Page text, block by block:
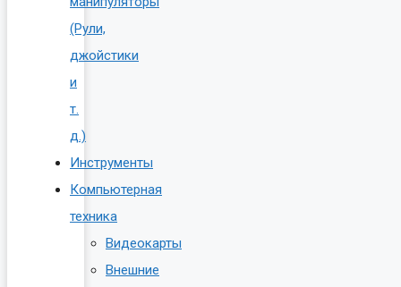
(Рули,
джойстики
и
т.
д.)
Инструменты
Компьютерная
техника
Видеокарты
Внешние